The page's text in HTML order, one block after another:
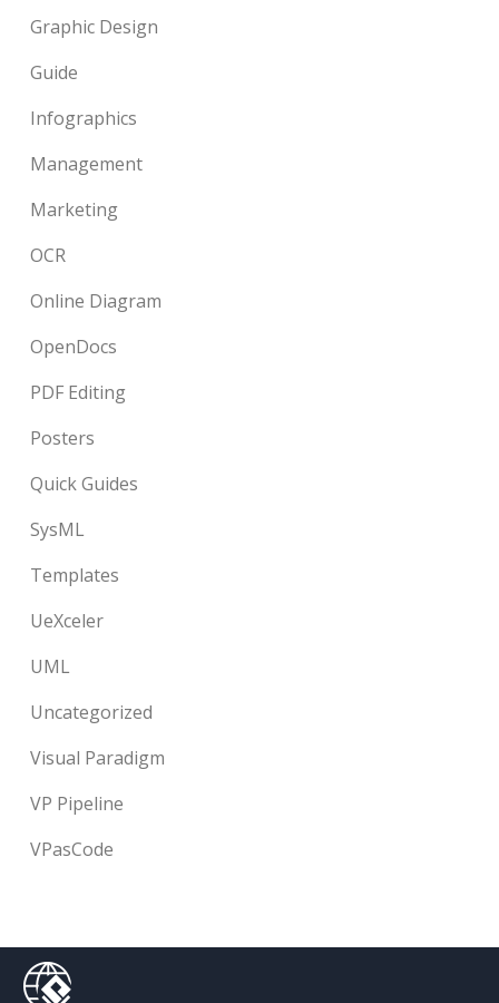
Graphic Design
Guide
Infographics
Management
Marketing
OCR
Online Diagram
OpenDocs
PDF Editing
Posters
Quick Guides
SysML
Templates
UeXceler
UML
Uncategorized
Visual Paradigm
VP Pipeline
VPasCode